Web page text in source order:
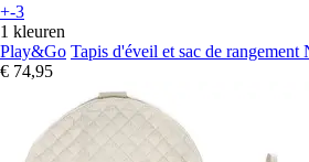
+-3
1 kleuren
Play&Go Tapis d'éveil et sac de rangement
€ 74,95